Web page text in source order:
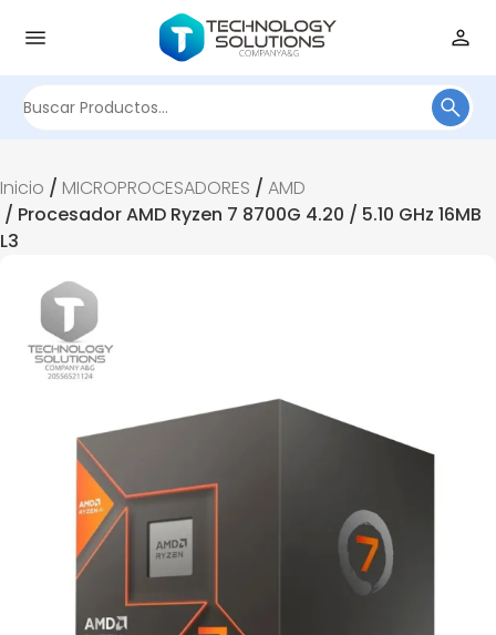
Inicio / MICROPROCESADORES / AMD
/ Procesador AMD Ryzen 7 8700G 4.20 / 5.10 GHz 16MB
L3